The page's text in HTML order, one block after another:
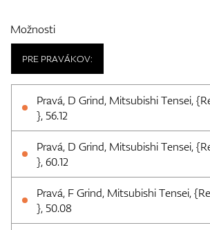
Možnosti
PRE PRAVÁKOV:
Pravá, D Grind, Mitsubishi Tensei,
}, 56.12
Pravá, D Grind, Mitsubishi Tensei,
}, 60.12
Pravá, F Grind, Mitsubishi Tensei,
}, 50.08